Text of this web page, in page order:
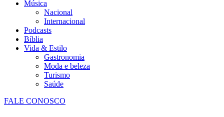
Música
Nacional
Internacional
Podcasts
Bíblia
Vida & Estilo
Gastronomia
Moda e beleza
Turismo
Saúde
FALE CONOSCO